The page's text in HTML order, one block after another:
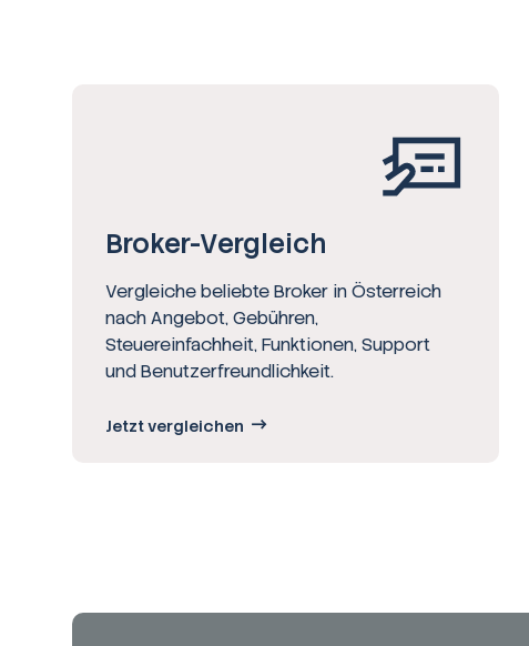
Broker-Vergleich
Vergleiche beliebte Broker in Österreich
nach Angebot, Gebühren,
Steuereinfachheit, Funktionen, Support
und Benutzerfreundlichkeit.
Jetzt vergleichen